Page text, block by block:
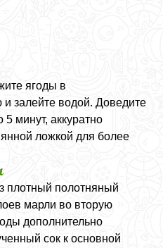
ягоды в
залейте водой. Доведите
5 минут, аккуратно
ложкой для более
плотный полотняный
марли во вторую
дополнительно
сок к основной